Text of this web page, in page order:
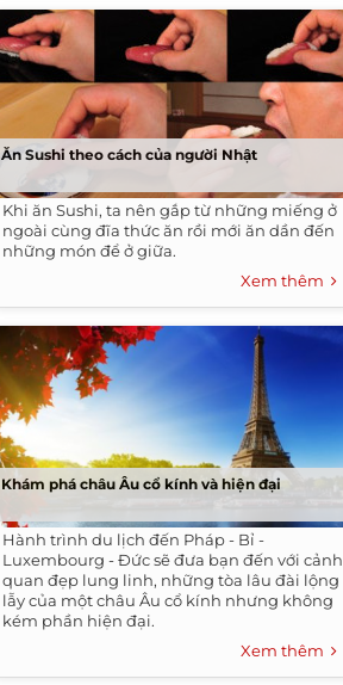
Ăn Sushi theo cách của người Nhật
Khi ăn Sushi, ta nên gắp từ những miếng ở
ngoài cùng đĩa thức ăn rồi mới ăn dần đến
những món để ở giữa.
Xem thêm
Khám phá châu Âu cổ kính và hiện đại
Hành trình du lịch đến Pháp - Bỉ -
Luxembourg - Đức sẽ đưa bạn đến với cảnh
quan đẹp lung linh, những tòa lâu đài lộng
lẫy của một châu Âu cổ kính nhưng không
kém phần hiện đại.
Xem thêm